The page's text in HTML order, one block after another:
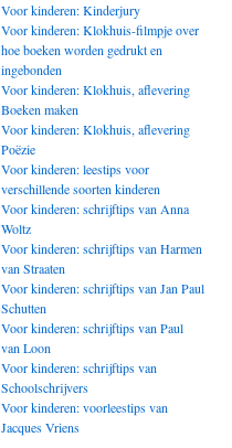
Voor kinderen: Kinderjury
Voor kinderen: Klokhuis-filmpje over
hoe boeken worden gedrukt en
ingebonden
Voor kinderen: Klokhuis, aflevering
Boeken maken
Voor kinderen: Klokhuis, aflevering
Poëzie
Voor kinderen: leestips voor
verschillende soorten kinderen
Voor kinderen: schrijftips van Anna
Woltz
Voor kinderen: schrijftips van Harmen
van Straaten
Voor kinderen: schrijftips van Jan Paul
Schutten
Voor kinderen: schrijftips van Paul
van Loon
Voor kinderen: schrijftips van
Schoolschrijvers
Voor kinderen: voorleestips van
Jacques Vriens